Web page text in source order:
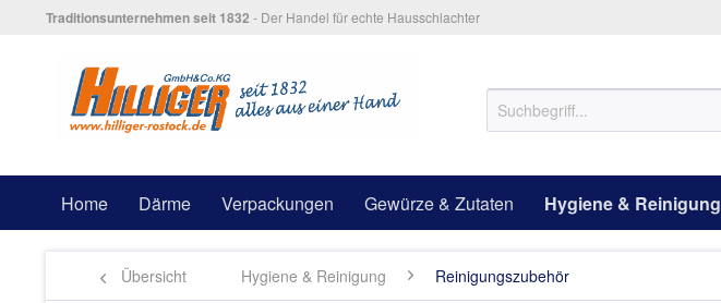
Traditionsunternehmen seit 1832 - Der Handel für echte Hausschlachter
Home Därme Verpackungen Gewürze & Zutaten Hygiene & Reinigung
Übersicht Hygiene & Reinigung Reinigungszubehör